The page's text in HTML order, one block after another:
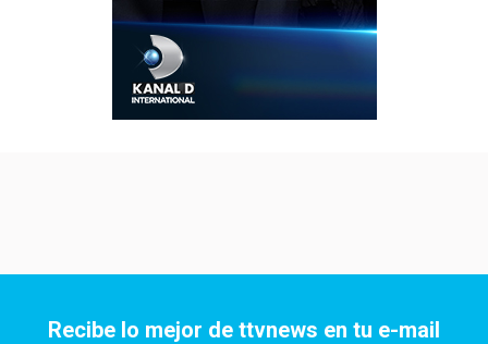
Recibe lo mejor de ttvnews en tu e-mail